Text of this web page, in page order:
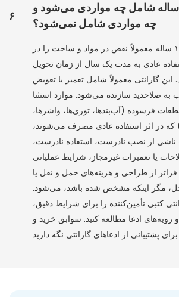
۶
گارانتی ۱ ساله شامل چه مواردی می‌شود و
چه مواردی شامل نمی‌شود؟
گارانتی استاندارد ۱ ساله معمولاً نقص در مواد و ساخت را در
عادی به مدت یک سال از زمان تحویل
گارانتی معمولاً شامل تعمیر یا تعویض
صلاحدید سازنده می‌شود. موارد استثنا
فرسوده (آب‌بندها، توری‌ها، واشرها،
که در اثر استفاده عادی مصرف می‌شوند،
از نصب نادرست، استفاده نادرست،
یا تعمیرات غیرمجاز، شرایط عملیاتی
فراتر از طراحی و هزینه‌های حمل و نقل یا
مگر اینکه مشخص شده باشد، می‌شود.
کتبی تأمین‌کننده را برای شرایط دقیق،
رویه‌های ادعا مطالعه کنید. سوابق خرید و